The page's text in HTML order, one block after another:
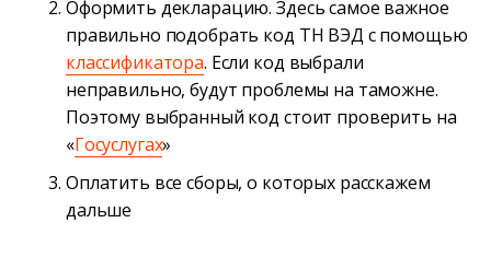
Оформить декларацию. Здесь самое важное
правильно подобрать код ТН ВЭД с помощью
классификатора. Если код выбрали
неправильно, будут проблемы на таможне.
Поэтому выбранный код стоит проверить на
«Госуслугах»
Оплатить все сборы, о которых расскажем
дальше